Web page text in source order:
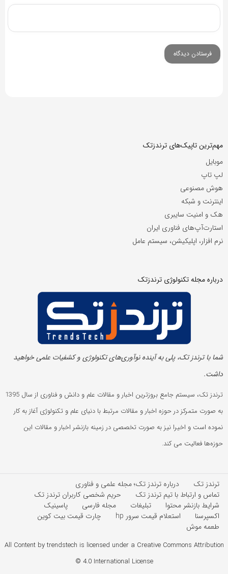
مهم‌ترین تاپیک‌های ترندزتک
موبایل
لپ تاپ
هوش مصنوعی
اینترنت و شبکه
هک و امنیت سایبری
استارت‌آپ‌های فناوری ایران
نرم افزار، اپلیکیشن، سیستم عامل
درباره مجله تکنولوژی ترندزتک
شما با ترندز تک، پلی به آینده‌ نوآوری‌های تکنولوژی و کشفیات علمی خواهید
داشت.
ترندز تک، سیستم جامع بروزترین اخبار و مقالات علم و دانش و فناوری از سال 1395
به صورت متمرکز در حوزه اخبار و مقالات مرتبط با دنیای علم و تکنولوژی آغاز به کار
نموده است و اخیرا نیز به صورت تخصصی در زمینه بازنشر اخبار و مقالات این
حوزه‌ها فعالیت می کند.
ترندز تک
درباره ترندز تک؛ مجله علمی و فناوری
تماس و ارتباط با تیم ترندز تک
حریم شخصی کاربران ترندز تک
شرایط بازنشر محتوا
تبلیغات مجله فارسی
پاسینیک
اکسپرسنا
استعلام قیمت سرور hp
چارت قیمت بیت کوین
طعمه موش
All Content by trendstech is licensed under a Creative Commons Attribution
4.0 International License ©️